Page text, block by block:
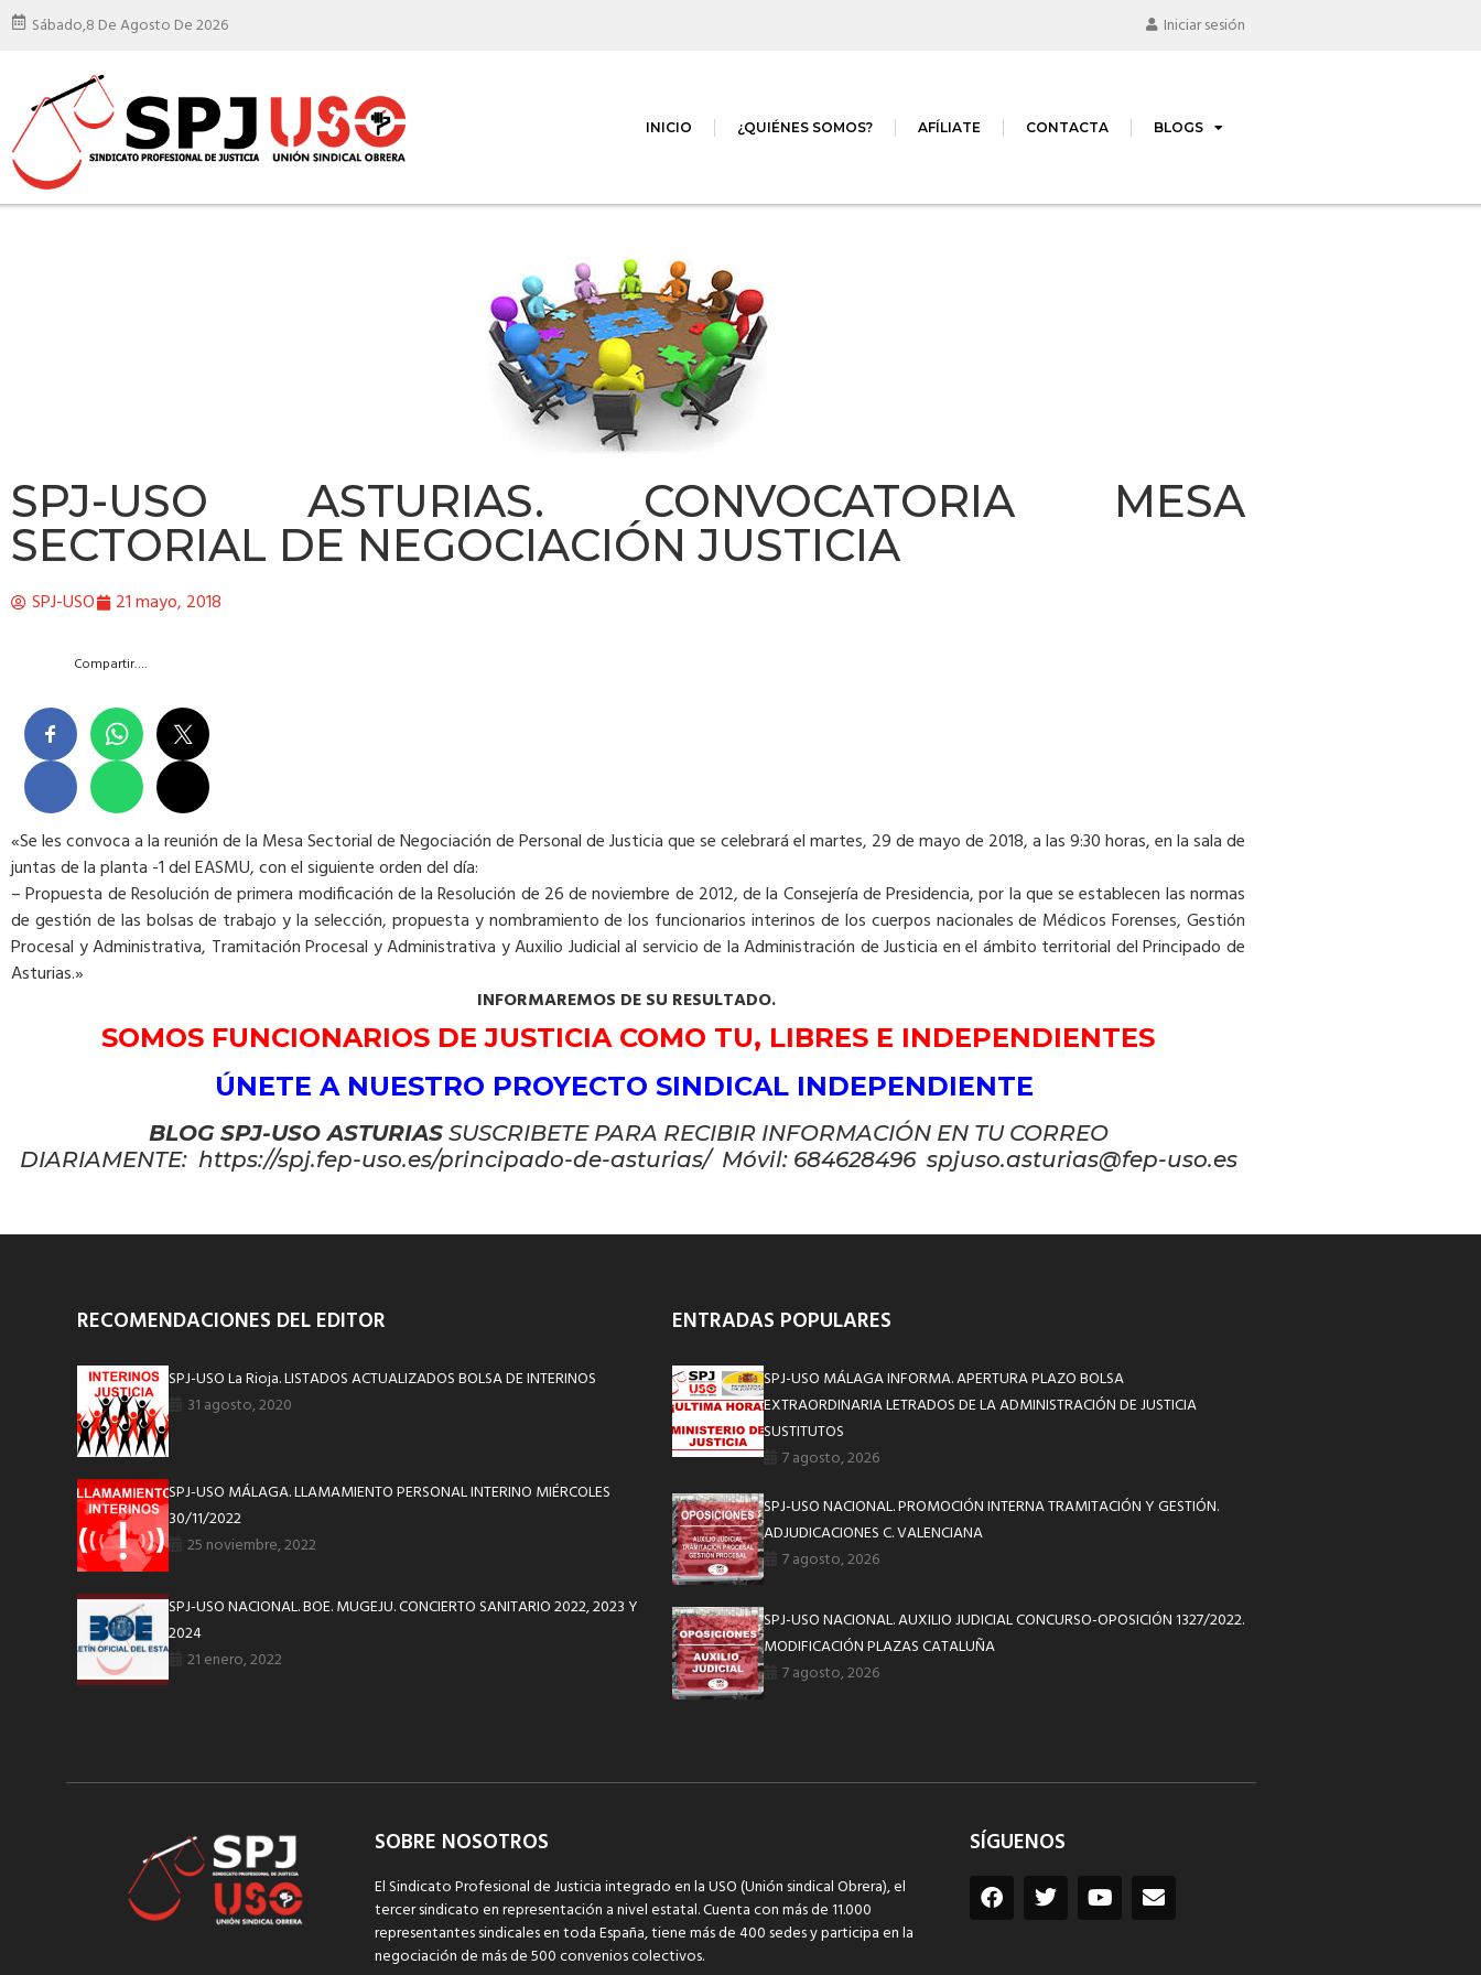
Sábado,8 De Agosto De 2026 Iniciar sesión
INICIO ¿QUIÉNES SOMOS? AFÍLIATE CONTACTA BLOGS
SPJ-USO ASTURIAS. CONVOCATORIA MESA
SECTORIAL DE NEGOCIACIÓN JUSTICIA
SPJ-USO 21 mayo, 2018
Compartir….
«Se les convoca a la reunión de la Mesa Sectorial de Negociación de Personal de Justicia que se celebrará el martes, 29 de mayo de 2018, a las 9:30 horas, en la sala de
juntas de la planta -1 del EASMU, con el siguiente orden del día:
– Propuesta de Resolución de primera modificación de la Resolución de 26 de noviembre de 2012, de la Consejería de Presidencia, por la que se establecen las normas
de gestión de las bolsas de trabajo y la selección, propuesta y nombramiento de los funcionarios interinos de los cuerpos nacionales de Médicos Forenses, Gestión
Procesal y Administrativa, Tramitación Procesal y Administrativa y Auxilio Judicial al servicio de la Administración de Justicia en el ámbito territorial del Principado de
Asturias.»
INFORMAREMOS DE SU RESULTADO.
SOMOS FUNCIONARIOS DE JUSTICIA COMO TU, LIBRES E INDEPENDIENTES
ÚNETE A NUESTRO PROYECTO SINDICAL INDEPENDIENTE
BLOG SPJ-USO ASTURIASSUSCRIBETE PARA RECIBIR INFORMACIÓN EN TU CORREO
DIARIAMENTE: https://spj.fep-uso.es/principado-de-asturias/ Móvil: 684628496 spjuso.asturias@fep-uso.es
RECOMENDACIONES DEL EDITOR
SPJ-USO La Rioja. LISTADOS ACTUALIZADOS BOLSA DE INTERINOS
31 agosto, 2020
SPJ-USO MÁLAGA. LLAMAMIENTO PERSONAL INTERINO MIÉRCOLES
30/11/2022
25 noviembre, 2022
SPJ-USO NACIONAL. BOE. MUGEJU. CONCIERTO SANITARIO 2022, 2023 Y
2024
21 enero, 2022
ENTRADAS POPULARES
SPJ-USO MÁLAGA INFORMA. APERTURA PLAZO BOLSA
EXTRAORDINARIA LETRADOS DE LA ADMINISTRACIÓN DE JUSTICIA
SUSTITUTOS
7 agosto, 2026
SPJ-USO NACIONAL. PROMOCIÓN INTERNA TRAMITACIÓN Y GESTIÓN.
ADJUDICACIONES C. VALENCIANA
7 agosto, 2026
SPJ-USO NACIONAL. AUXILIO JUDICIAL CONCURSO-OPOSICIÓN 1327/2022.
MODIFICACIÓN PLAZAS CATALUÑA
7 agosto, 2026
SOBRE NOSOTROS
El Sindicato Profesional de Justicia integrado en la USO (Unión sindical Obrera), el
tercer sindicato en representación a nivel estatal. Cuenta con más de 11.000
representantes sindicales en toda España, tiene más de 400 sedes y participa en la
negociación de más de 500 convenios colectivos.
SÍGUENOS